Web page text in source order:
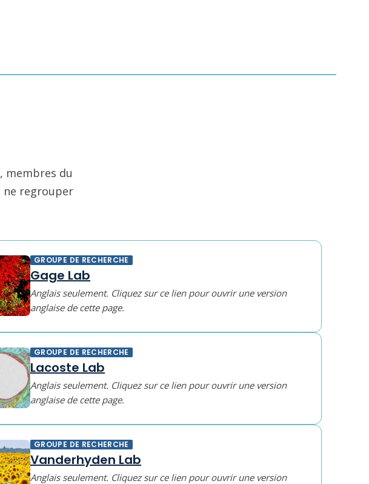
membres du
ne regrouper
GROUPE DE RECHERCHE
Gage Lab
Anglais seulement. Cliquez sur ce lien pour ouvrir une version
anglaise de cette page.
GROUPE DE RECHERCHE
Lacoste Lab
Anglais seulement. Cliquez sur ce lien pour ouvrir une version
anglaise de cette page.
GROUPE DE RECHERCHE
Vanderhyden Lab
Anglais seulement. Cliquez sur ce lien pour ouvrir une version